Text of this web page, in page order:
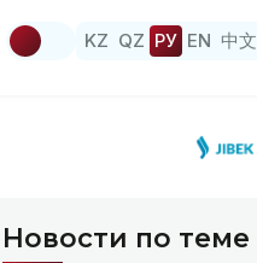
KZ QZ РУ EN 中文
Новости по теме